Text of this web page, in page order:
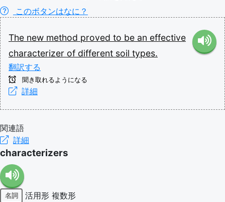
このボタンはなに？
The new method proved to be an effective
characterizer of different soil types.
翻訳する
聞き取れるようになる
詳細
関連語
詳細
characterizers
名詞 活用形 複数形